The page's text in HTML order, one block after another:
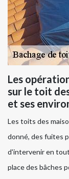
Les
sur le toit
et ses
Les toits des
donné, des fuites
d'intervenir en
place des bâches